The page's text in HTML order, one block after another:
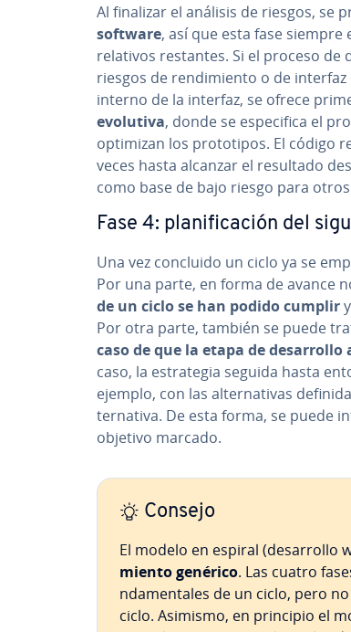
Al finalizar el análisis de riesgos, se
software, así que esta fase
relativos restantes. Si el proceso
riesgos de re­n­di­mie­n­to o de
interno de la interfaz, se ofrece
evolutiva, donde se es­pe­ci­fi­ca el
optimizan los pro­to­ti­pos. El código
veces hasta alcanzar el resultado
como base de bajo riesgo para
Fase 4: pla­ni­fi­ca­ción del
Una vez concluido un ciclo ya se
Por una parte, en forma de avance
de un ciclo se han podido cumplir
Por otra parte, también se puede
caso de que la etapa de
caso, la es­tra­te­gia seguida hasta
ejemplo, con las al­te­r­na­ti­vas
te­r­na­ti­va. De esta forma, se puede
objetivo marcado.
Consejo
El modelo en espiral (de­sa­rro­llo
mie­n­to genérico. Las cuatro
n­da­me­n­ta­les de un ciclo, pero
ciclo. Asimismo, en principio el